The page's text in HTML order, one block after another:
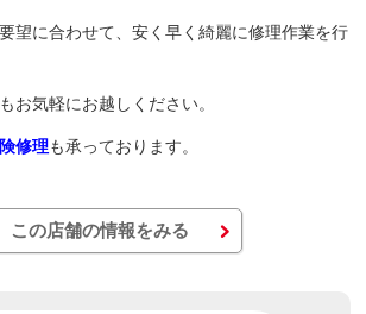
望に合わせて、安く早く綺麗に修理作業を行
お気軽にお越しください。
修理も承っております。
この店舗の情報をみる